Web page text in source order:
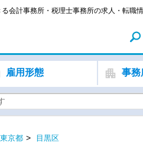
会計事務所・税理士事務所の求人・転職
雇用形態 事務
東京都
目黒区